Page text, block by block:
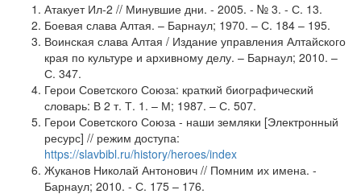
Атакует Ил-2 // Минувшие дни. - 2005. - № 3. - С. 13.
Боевая слава Алтая. – Барнаул; 1970. – С. 184 – 195.
Воинская слава Алтая / Издание управления Алтайского
края по культуре и архивному делу. – Барнаул; 2010. –
С. 347.
Герои Советского Союза: краткий биографический
словарь: В 2 т. Т. 1. – М; 1987. – С. 507.
Герои Советского Союза - наши земляки [Электронный
ресурс] // режим доступа:
https://slavbibl.ru/history/heroes/index
Жуканов Николай Антонович // Помним их имена. -
Барнаул; 2010. - С. 175 – 176.